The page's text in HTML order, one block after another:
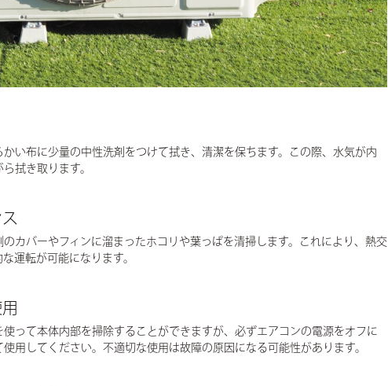
い布に少量の中性洗剤をつけて拭き、清潔を保ちます。この際、水気が内
拭き取ります。
カバーやフィンに溜まったホコリや葉っぱを清掃します。これにより、熱交
運転が可能になります。
って本体内部を掃除することができますが、必ずエアコンの電源をオフに
用してください。不適切な使用は故障の原因になる可能性があります。